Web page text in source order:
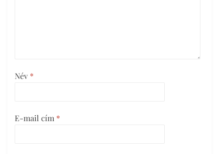
Név *
E-mail cím *